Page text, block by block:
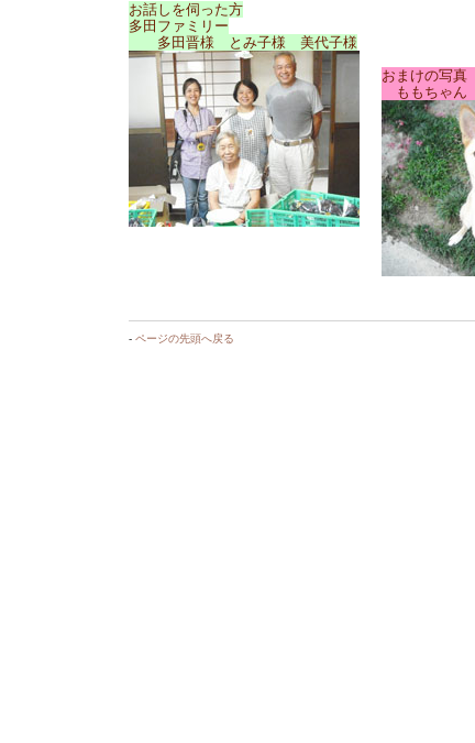
お話しを伺った方
多田ファミリー
多田晋様 とみ子様 美代子様
おまけの写真
ももちゃん
- ページの先頭へ戻る